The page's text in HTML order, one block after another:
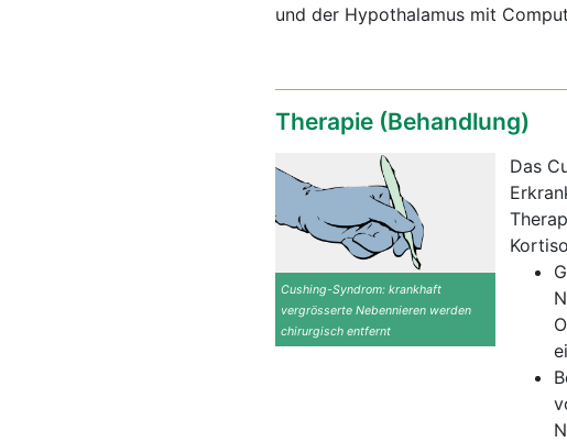
und der Hypothalamus mit
Therapie (Behandlung)
Cushing-Syndrom: krankhaft
vergrösserte Nebennieren werden
chirurgisch entfernt
Das